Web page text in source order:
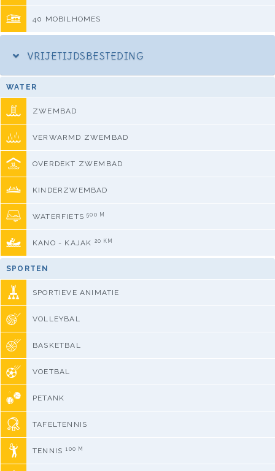
40 MOBILHOMES
VRIJETIJDSBESTEDING
WATER
ZWEMBAD
VERWARMD ZWEMBAD
OVERDEKT ZWEMBAD
KINDERZWEMBAD
WATERFIETS500 M
KANO - KAJAK 20 KM
SPORTEN
SPORTIEVE ANIMATIE
VOLLEYBAL
BASKETBAL
VOETBAL
PETANK
TAFELTENNIS
TENNIS 100 M